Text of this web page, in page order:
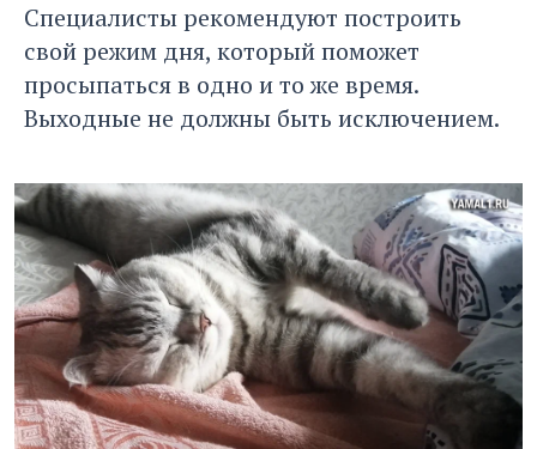
Специалисты рекомендуют построить
свой режим дня, который поможет
просыпаться в одно и то же время.
Выходные не должны быть исключением.